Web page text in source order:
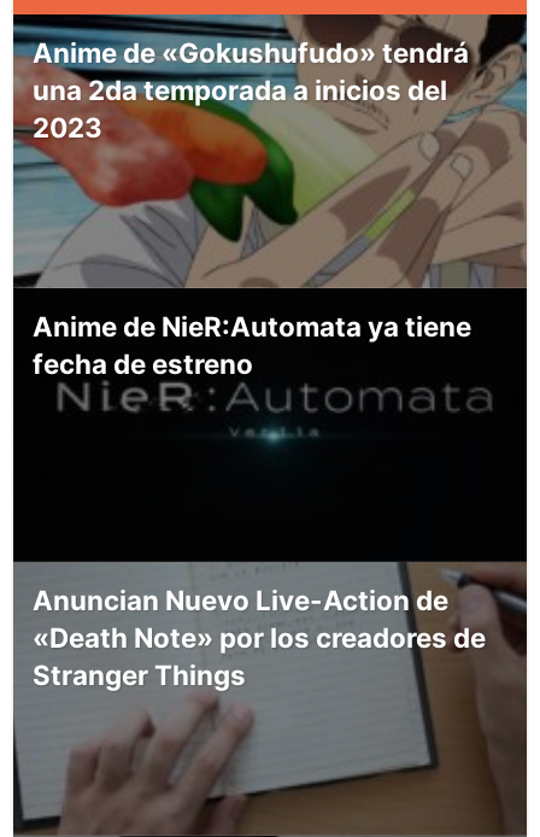
Anime de «Gokushufudo» tendrá
una 2da temporada a inicios del
2023
Anime de NieR:Automata ya tiene
fecha de estreno
Anuncian Nuevo Live-Action de
«Death Note» por los creadores de
Stranger Things